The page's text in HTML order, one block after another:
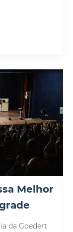
Melhor
da Goedert